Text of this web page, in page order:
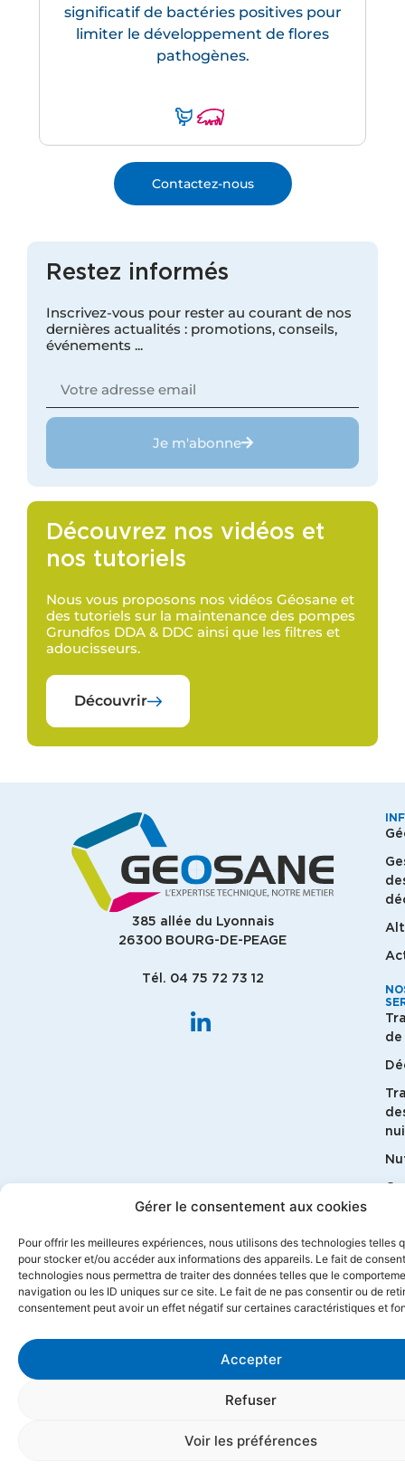
Gérer le consentement aux cookies
Pour offrir les meilleures expériences, nous utilisons des technologies telles
pour stocker et/ou accéder aux informations des appareils. Le fait de
technologies nous permettra de traiter des données telles que le
navigation ou les ID uniques sur ce site. Le fait de ne pas consentir ou de
consentement peut avoir un effet négatif sur certaines caractéristiques et
Accepter
Refuser
Voir les préférences
significatif de bactéries positives pour
limiter le développement de flores
pathogènes.
Contactez-nous
Restez informés
Inscrivez-vous pour rester au courant de nos
dernières actualités : promotions, conseils,
événements ...
Je m'abonne
Découvrez nos vidéos et
nos tutoriels
Nous vous proposons nos vidéos Géosane et
des tutoriels sur la maintenance des pompes
Grundfos DDA & DDC ainsi que les filtres et
adoucisseurs.
Découvrir
385 allée du Lyonnais
26300 BOURG-DE-PEAGE
Tél. 04 75 72 73 12
de
Propulsé par l'agence web Marque Digitale